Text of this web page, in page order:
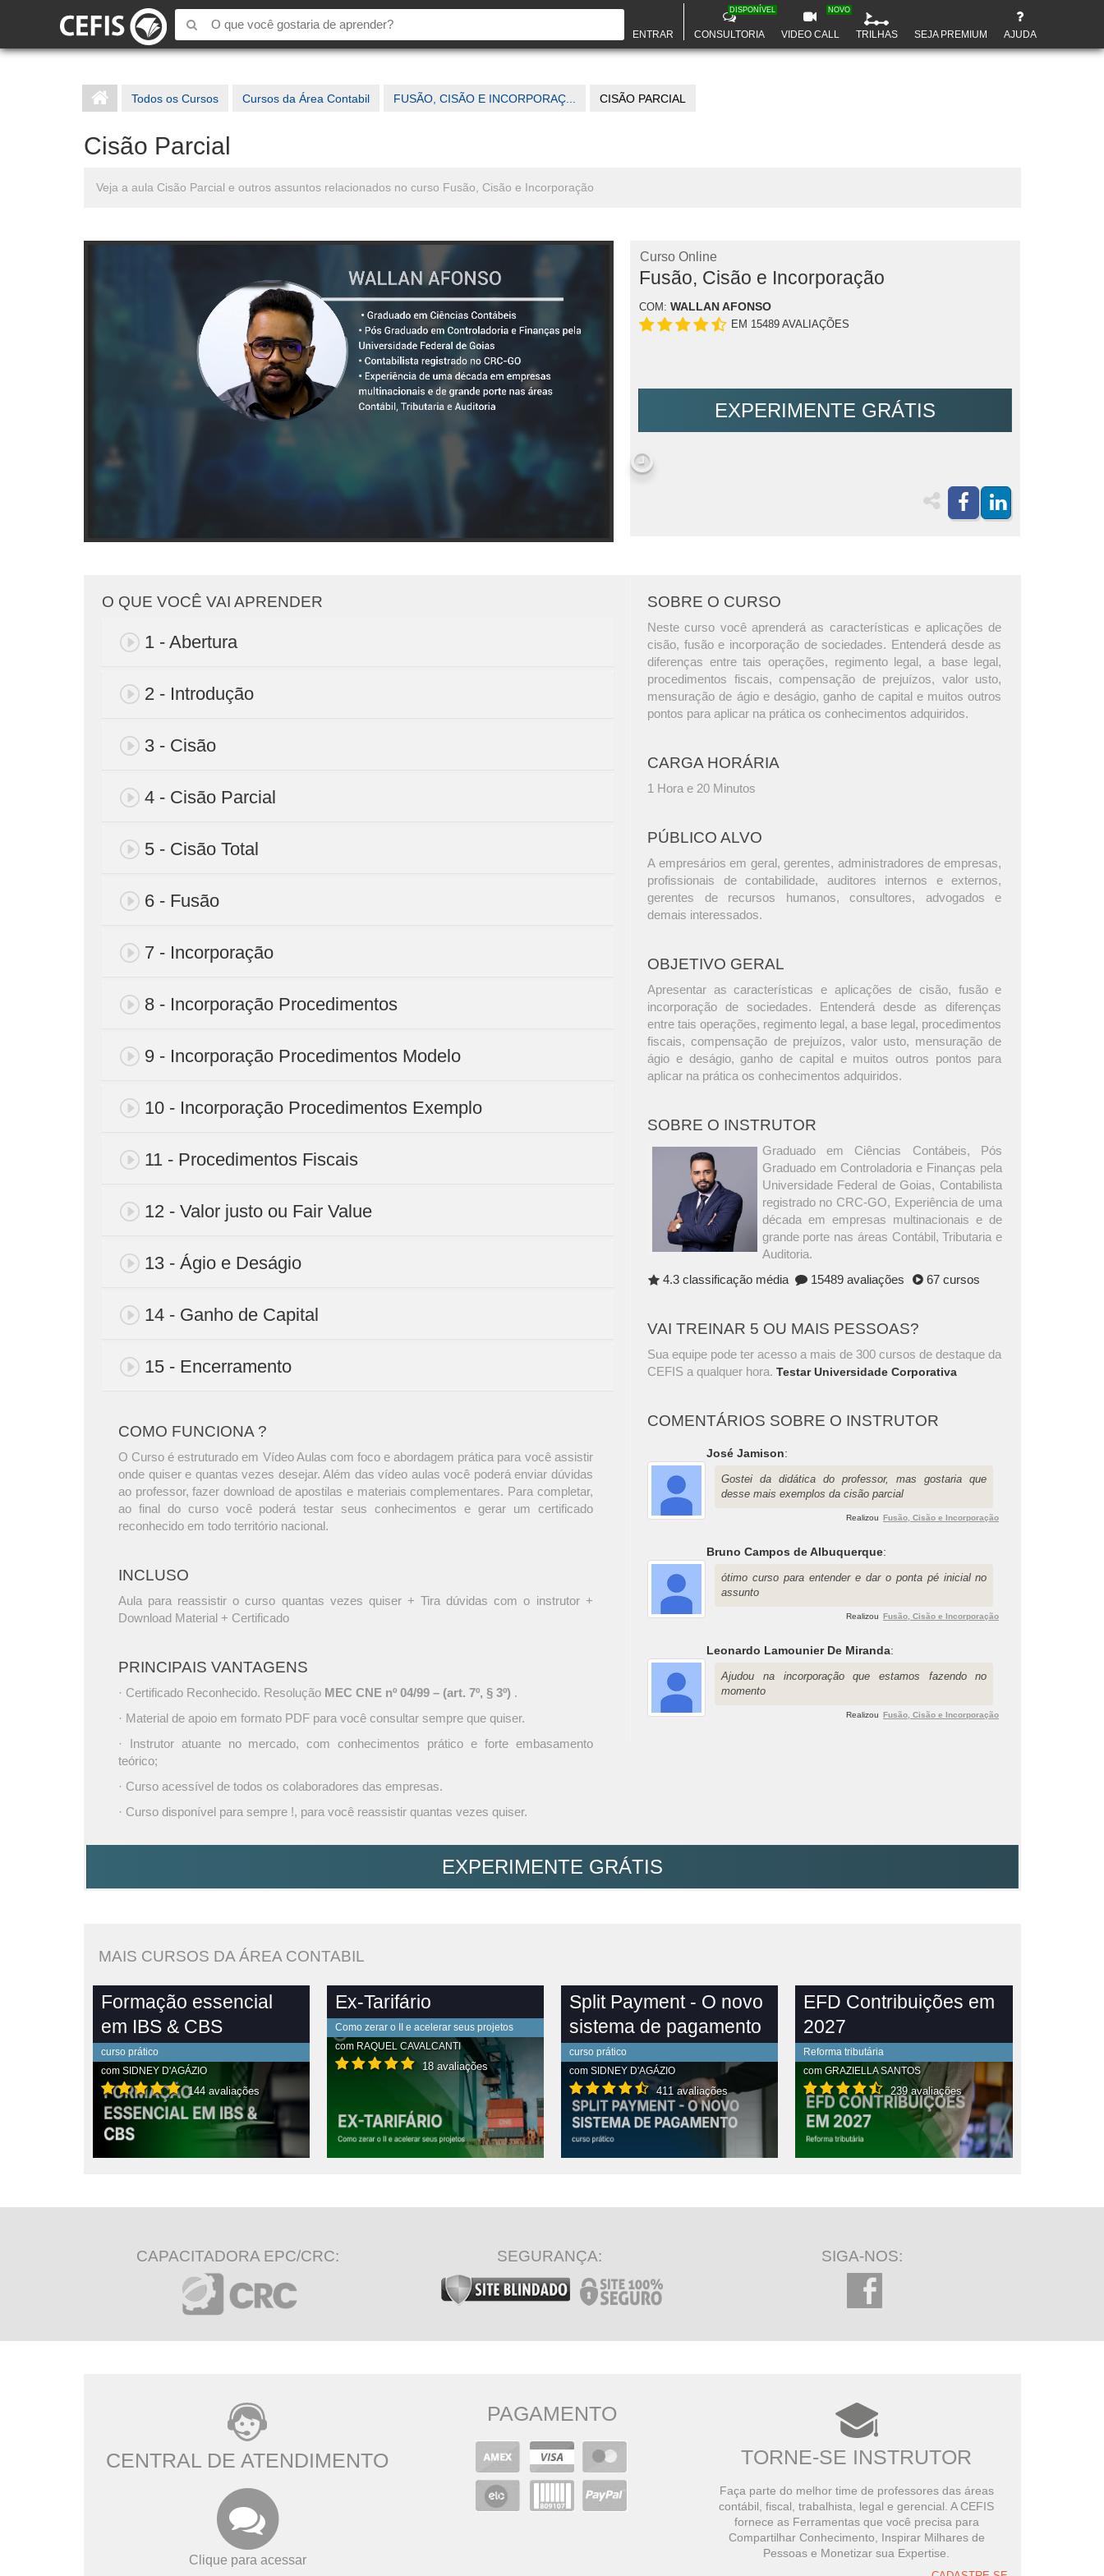
ENTRAR CONSULTORIA
DISPONÍVEL
VIDEO CALL
NOVO
TRILHAS SEJA PREMIUM AJUDA
Todos os Cursos Cursos da Área Contabil FUSÃO, CISÃO E INCORPORAÇ... CISÃO PARCIAL
Cisão Parcial
Veja a aula Cisão Parcial e outros assuntos relacionados no curso Fusão, Cisão e Incorporação
Curso Online
Fusão, Cisão e Incorporação
COM: WALLAN AFONSO
EM 15489 AVALIAÇÕES
EXPERIMENTE GRÁTIS
O QUE VOCÊ VAI APRENDER
1 - Abertura
2 - Introdução
3 - Cisão
4 - Cisão Parcial
5 - Cisão Total
6 - Fusão
7 - Incorporação
8 - Incorporação Procedimentos
9 - Incorporação Procedimentos Modelo
10 - Incorporação Procedimentos Exemplo
11 - Procedimentos Fiscais
12 - Valor justo ou Fair Value
13 - Ágio e Deságio
14 - Ganho de Capital
15 - Encerramento
COMO FUNCIONA ?
O Curso é estruturado em Vídeo Aulas com foco e abordagem prática para você assistir
onde quiser e quantas vezes desejar. Além das vídeo aulas você poderá enviar dúvidas
ao professor, fazer download de apostilas e materiais complementares. Para completar,
ao final do curso você poderá testar seus conhecimentos e gerar um certificado
reconhecido em todo território nacional.
INCLUSO
Aula para reassistir o curso quantas vezes quiser + Tira dúvidas com o instrutor +
Download Material + Certificado
PRINCIPAIS VANTAGENS
· Certificado Reconhecido. Resolução MEC CNE nº 04/99 – (art. 7º, § 3º) .
· Material de apoio em formato PDF para você consultar sempre que quiser.
· Instrutor atuante no mercado, com conhecimentos prático e forte embasamento
teórico;
· Curso acessível de todos os colaboradores das empresas.
· Curso disponível para sempre !, para você reassistir quantas vezes quiser.
SOBRE O CURSO
Neste curso você aprenderá as características e aplicações de
cisão, fusão e incorporação de sociedades. Entenderá desde as
diferenças entre tais operações, regimento legal, a base legal,
procedimentos fiscais, compensação de prejuízos, valor usto,
mensuração de ágio e deságio, ganho de capital e muitos outros
pontos para aplicar na prática os conhecimentos adquiridos.
CARGA HORÁRIA
1 Hora e 20 Minutos
PÚBLICO ALVO
A empresários em geral, gerentes, administradores de empresas,
profissionais de contabilidade, auditores internos e externos,
gerentes de recursos humanos, consultores, advogados e
demais interessados.
OBJETIVO GERAL
Apresentar as características e aplicações de cisão, fusão e
incorporação de sociedades. Entenderá desde as diferenças
entre tais operações, regimento legal, a base legal, procedimentos
fiscais, compensação de prejuízos, valor usto, mensuração de
ágio e deságio, ganho de capital e muitos outros pontos para
aplicar na prática os conhecimentos adquiridos.
SOBRE O INSTRUTOR
Graduado em Ciências Contábeis, Pós
Graduado em Controladoria e Finanças pela
Universidade Federal de Goias, Contabilista
registrado no CRC-GO, Experiência de uma
década em empresas multinacionais e de
grande porte nas áreas Contábil, Tributaria e
Auditoria.
4.3 classificação média
15489 avaliações 67 cursos
VAI TREINAR 5 OU MAIS PESSOAS?
Sua equipe pode ter acesso a mais de 300 cursos de destaque da
CEFIS a qualquer hora.Testar Universidade Corporativa
COMENTÁRIOS SOBRE O INSTRUTOR
José Jamison:
Gostei da didática do professor, mas gostaria que
desse mais exemplos da cisão parcial
Realizou Fusão, Cisão e Incorporação
Bruno Campos de Albuquerque:
ótimo curso para entender e dar o ponta pé inicial no
assunto
Realizou Fusão, Cisão e Incorporação
Leonardo Lamounier De Miranda:
Ajudou na incorporação que estamos fazendo no
momento
Realizou Fusão, Cisão e Incorporação
EXPERIMENTE GRÁTIS
MAIS CURSOS DA ÁREA CONTABIL
Formação essencial
em IBS & CBS
curso prático
com SIDNEY D'AGÁZIO
144 avaliações
Ex-Tarifário
Como zerar o II e acelerar seus projetos
com RAQUEL CAVALCANTI
18 avaliações
VER CONTEÚDO COMPLETO
Split Payment - O novo
sistema de pagamento
curso prático
com SIDNEY D'AGÁZIO
411 avaliações
VER CONTEÚDO COMPLETO
EFD Contribuições em
2027
Reforma tributária
comGRAZIELLA SANTOS
239 avaliações
VER CONTEÚDO COMPLETO
CAPACITADORA EPC/CRC: SEGURANÇA: SIGA-NOS:
CENTRAL DE ATENDIMENTO
Clique para acessar
PAGAMENTO
TORNE-SE INSTRUTOR
Faça parte do melhor time de professores das áreas
contábil, fiscal, trabalhista, legal e gerencial. A CEFIS
fornece as Ferramentas que você precisa para
Compartilhar Conhecimento, Inspirar Milhares de
Pessoas e Monetizar sua Expertise.